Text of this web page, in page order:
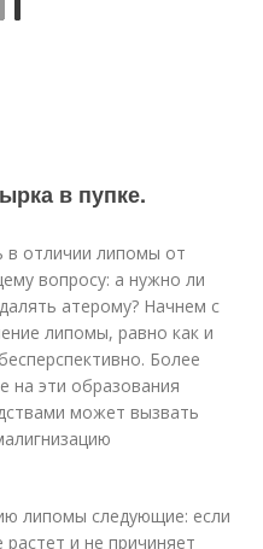
в пупке.
в отличии липомы от
вопросу: а нужно ли
атерому? Начнем с
липомы, равно как и
Более
на эти образования
может вызвать
липомы следующие: если
и не причиняет